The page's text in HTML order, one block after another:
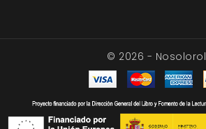
© 2026 - Nosolorol